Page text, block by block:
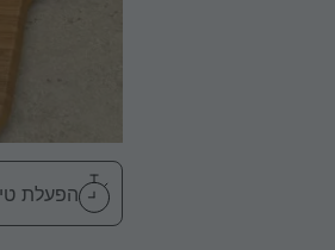
הפעלת טיימר